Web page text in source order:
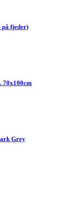
på fjeder)
70x100cm
Grey